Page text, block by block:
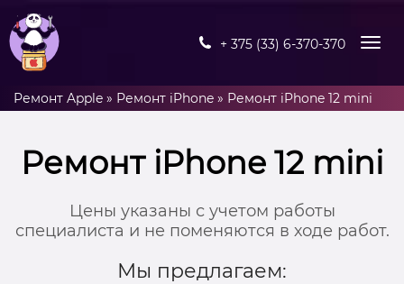
+ 375 (33) 6-370-370
Ремонт Apple » Ремонт iPhone » Ремонт iPhone 12 mini
Ремонт iPhone 12 mini
Цены указаны с учетом работы
специалиста и не поменяются в ходе работ.
Мы предлагаем: